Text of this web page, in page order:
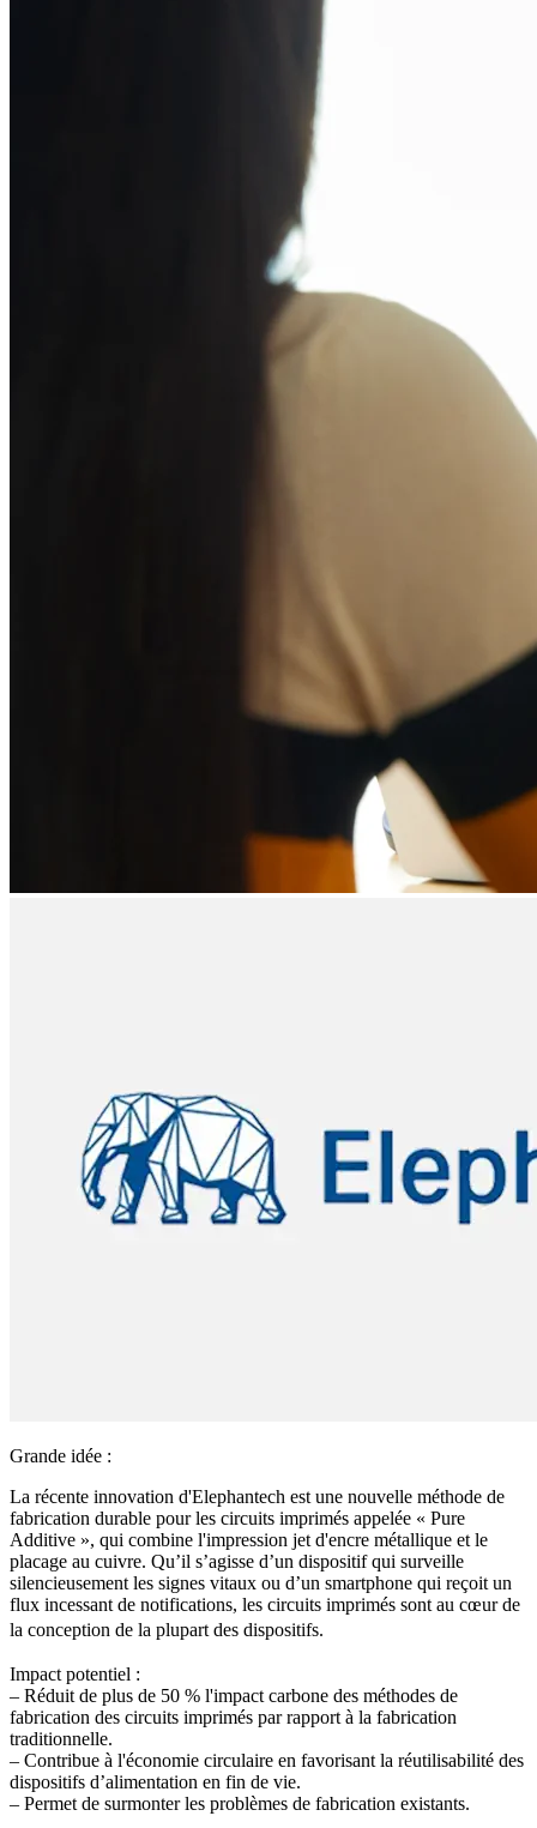
Grande idée :
La récente innovation d'Elephantech est une nouvelle méthode de
fabrication durable pour les circuits imprimés appelée « Pure
Additive », qui combine l'impression jet d'encre métallique et le
placage au cuivre. Qu’il s’agisse d’un dispositif qui surveille
silencieusement les signes vitaux ou d’un smartphone qui reçoit un
flux incessant de notifications, les circuits imprimés sont au cœur de
la conception de la plupart des dispositifs.
Impact potentiel :
– Réduit de plus de 50 % l'impact carbone des méthodes de
fabrication des circuits imprimés par rapport à la fabrication
traditionnelle.
– Contribue à l'économie circulaire en favorisant la réutilisabilité des
dispositifs d’alimentation en fin de vie.
– Permet de surmonter les problèmes de fabrication existants.